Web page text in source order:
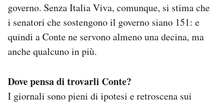
governo. Senza Italia Viva, comunque, si stima che
i senatori che sostengono il governo siano 151: e
quindi a Conte ne servono almeno una decina, ma
anche qualcuno in più.
Dove pensa di trovarli Conte?
I giornali sono pieni di ipotesi e retroscena sui